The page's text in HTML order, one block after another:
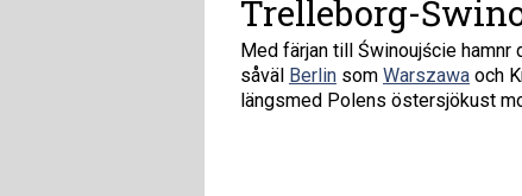
Trelleborg-
Med färjan till Świnoujście
såväl Berlin som Warszawa och
längsmed Polens östersjökust